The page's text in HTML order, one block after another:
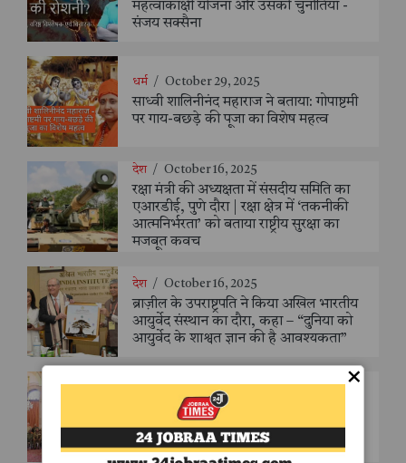
महत्वाकांक्षी योजना और उसकी चुनौतियाँ -
संजय सक्सैना
धर्म / October 29, 2025
साध्वी शालिनीनंद महाराज ने बताया: गोपाष्टमी
पर गाय-बछड़े की पूजा का विशेष महत्व
देश / October 16, 2025
रक्षा मंत्री की अध्यक्षता में संसदीय समिति का
एआरडीई, पुणे दौरा | रक्षा क्षेत्र में ‘तकनीकी
आत्मनिर्भरता’ को बताया राष्ट्रीय सुरक्षा का
मजबूत कवच
देश / October 16, 2025
ब्राज़ील के उपराष्ट्रपति ने किया अखिल भारतीय
आयुर्वेद संस्थान का दौरा, कहा – “दुनिया को
आयुर्वेद के शाश्वत ज्ञान की है आवश्यकता”
राष्ट्रपति भवन में संयुक्त राष्ट्र सैन्य प्रमुखों की
भव्य मेज़बानी, राष्ट्रपति मुर्मु ने कहा - "शांति
ऐसा बीज बने, जिससे दुनिया को सुरक्षित
बचपन और सौहार्दपूर्ण समाज मिले"
×